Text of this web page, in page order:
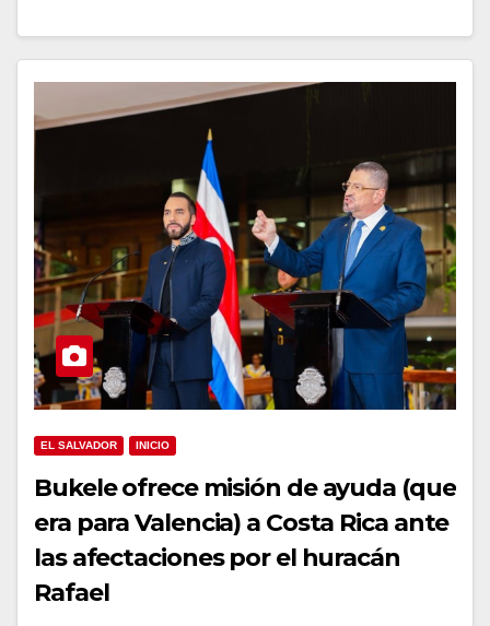
EL SALVADOR INICIO
Bukele ofrece misión de ayuda (que
era para Valencia) a Costa Rica ante
las afectaciones por el huracán
Rafael